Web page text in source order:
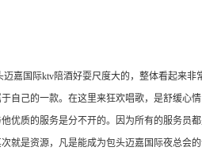
嘉国际ktv陪酒好耍尺度大的，整体看起来非
自己的一款。在这里来狂欢唱歌，是舒缓心
优质的服务是分不开的。因为所有的服务员
就是资源，凡是能成为包头迈嘉国际夜总会